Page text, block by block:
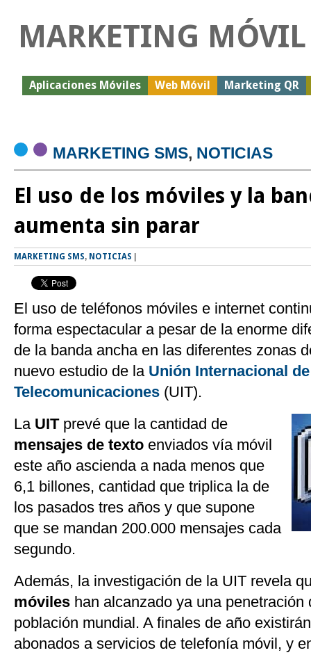
MARKETING MÓVIL
Aplicaciones Móviles Web Móvil Marketing QR
MARKETING SMS, NOTICIAS
El uso de los móviles y la
aumenta sin parar
MARKETING SMS, NOTICIAS
El uso de teléfonos móviles e internet
forma espectacular a pesar de la enorme
de la banda ancha en las diferentes zonas
nuevo estudio de la Unión Internacional de
Telecomunicaciones (UIT).
La UITprevé que la cantidad de
mensajes de texto enviados vía móvil
este año ascienda a nada menos que
6,1 billones, cantidad que triplica la de
los pasados tres años y que supone
que se mandan 200.000 mensajes cada
segundo.
Además, la investigación de la UIT revela
móviles han alcanzado ya una penetración
población mundial. A finales de año
abonados a servicios de telefonía móvil, y